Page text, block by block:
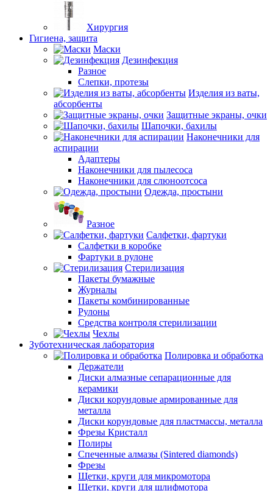
Хирургия
Гигиена, защита
Маски
Дезинфекция
Разное
Слепки, протезы
Изделия из ваты,
абсорбенты
Защитные экраны, очки
Шапочки, бахилы
Наконечники для
аспирации
Адаптеры
Наконечники для пылесоса
Наконечники для слюноотсоса
Одежда, простыни
Разное
Салфетки, фартуки
Салфетки в коробке
Фартуки в рулоне
Стерилизация
Пакеты бумажные
Журналы
Пакеты комбинированные
Рулоны
Средства контроля стерилизации
Чехлы
Зуботехническая лаборатория
Полировка и обработка
Держатели
Диски алмазные сепарационные для
керамики
Диски корундовые армированные для
металла
Диски корундовые для пластмассы, металла
Фрезы Кристалл
Полиры
Спеченные алмазы (Sintered diamonds)
Фрезы
Щетки, круги для микромотора
Щетки, круги для шлифмотора